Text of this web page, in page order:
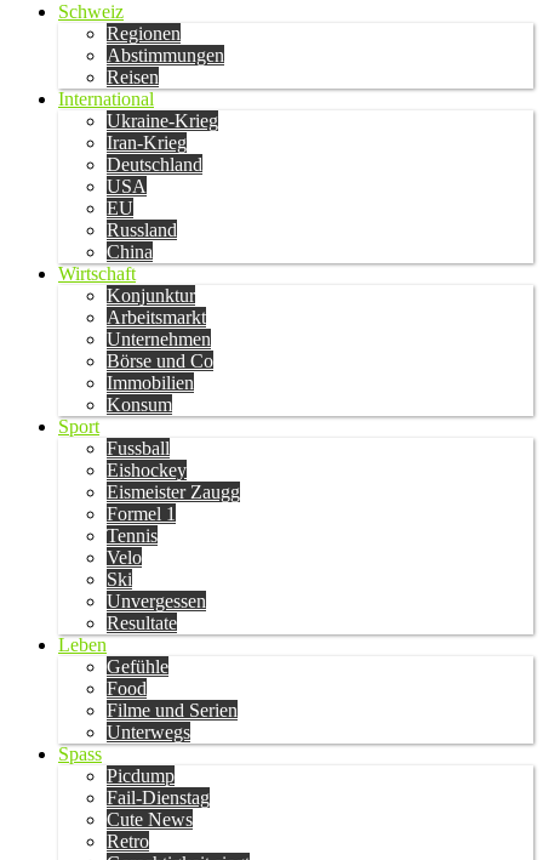
Schweiz
Regionen
Abstimmungen
Reisen
International
Ukraine-Krieg
Iran-Krieg
Deutschland
USA
EU
Russland
China
Wirtschaft
Konjunktur
Arbeitsmarkt
Unternehmen
Börse und Co
Immobilien
Konsum
Sport
Fussball
Eishockey
Eismeister Zaugg
Formel 1
Tennis
Velo
Ski
Unvergessen
Resultate
Leben
Gefühle
Food
Filme und Serien
Unterwegs
Spass
Picdump
Fail-Dienstag
Cute News
Retro